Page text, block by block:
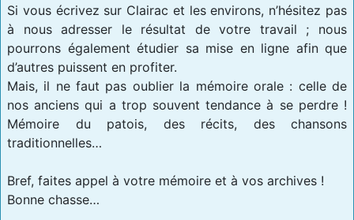
Si vous écrivez sur Clairac et les environs, n’hésitez pas
à nous adresser le résultat de votre travail ; nous
pourrons également étudier sa mise en ligne afin que
d’autres puissent en profiter.
Mais, il ne faut pas oublier la mémoire orale : celle de
nos anciens qui a trop souvent tendance à se perdre !
Mémoire du patois, des récits, des chansons
traditionnelles…
Bref, faites appel à votre mémoire et à vos archives !
Bonne chasse…